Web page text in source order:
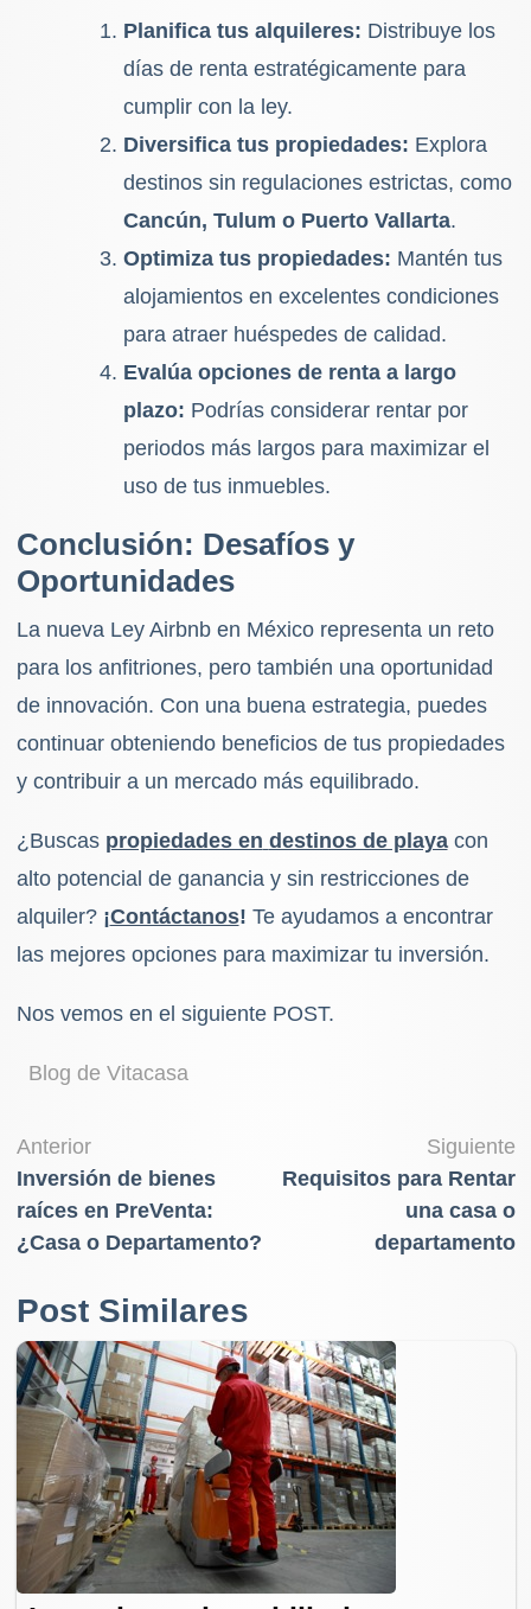
Planifica tus alquileres: Distribuye los
días de renta estratégicamente para
cumplir con la ley.
Diversifica tus propiedades: Explora
destinos sin regulaciones estrictas, como
Cancún, Tulum o Puerto Vallarta.
Optimiza tus propiedades: Mantén tus
alojamientos en excelentes condiciones
para atraer huéspedes de calidad.
Evalúa opciones de renta a largo
plazo: Podrías considerar rentar por
periodos más largos para maximizar el
uso de tus inmuebles.
Conclusión: Desafíos y
Oportunidades
La nueva Ley Airbnb en México representa un reto
para los anfitriones, pero también una oportunidad
de innovación. Con una buena estrategia, puedes
continuar obteniendo beneficios de tus propiedades
y contribuir a un mercado más equilibrado.
¿Buscas propiedades en destinos de playacon
alto potencial de ganancia y sin restricciones de
alquiler? ¡Contáctanos! Te ayudamos a encontrar
las mejores opciones para maximizar tu inversión.
Nos vemos en el siguiente POST.
Blog de Vitacasa
Navegación
de
entradas
Anterior
Inversión de bienes
raíces en PreVenta:
¿Casa o Departamento?
Siguiente
Requisitos para Rentar
una casa o
departamento
Post Similares